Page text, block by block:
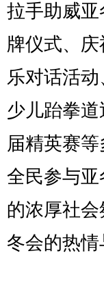
拉手助威亚
牌仪式、
乐对话活
少儿跆拳
届精英赛
全民参与
的浓厚社
冬会的热情